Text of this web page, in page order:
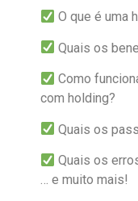
O que é uma
Quais os
Como
com holding?
Quais os
Quais os
… e muito mais!